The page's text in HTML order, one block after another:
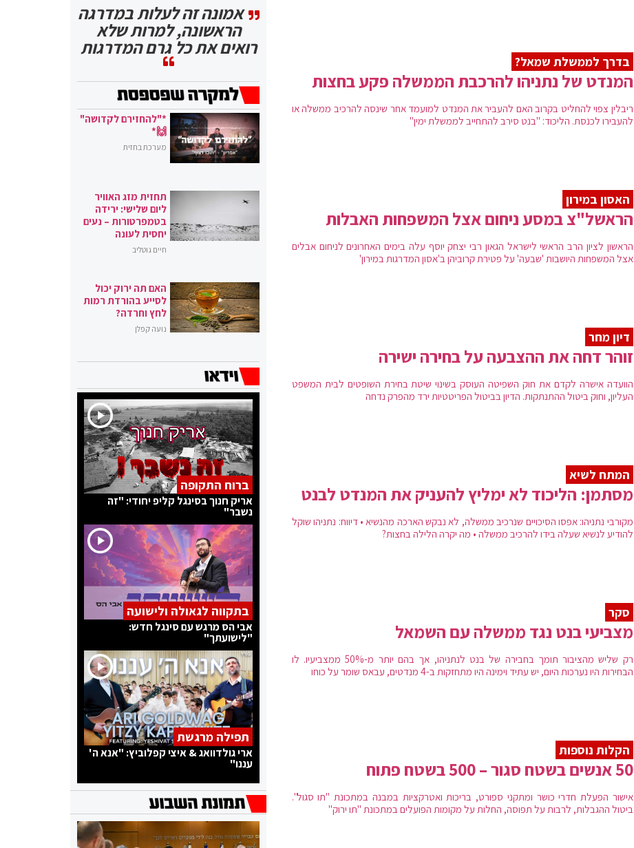
בדרך לממשלת שמאל?
המנדט של נתניהו להרכבת הממשלה פקע בחצות
ריבלין צפוי להחליט בקרוב האם להעביר את המנדט למועמד אחר שינסה להרכיב ממשלה או
להעבירו לכנסת. הליכוד: "בנט סירב להתחייב לממשלת ימין"
האסון במירון
הראשל"צ במסע ניחום אצל המשפחות האבלות
הראשון לציון הרב הראשי לישראל הגאון רבי יצחק יוסף עלה בימים האחרונים לניחום אבלים
אצל המשפחות היושבות 'שבעה' על פטירת קרוביהן ב'אסון המדרגות במירון'
דיון מחר
זוהר דחה את ההצבעה על בחירה ישירה
הוועדה אישרה לקדם את חוק השפיטה העוסק בשינוי שיטת בחירת השופטים לבית המשפט
העליון, וחוק ביטול ההתנתקות. הדיון בביטול הפריטטיות ירד מהפרק נדחה
המתח לשיא
מסתמן: הליכוד לא ימליץ להעניק את המנדט לבנט
מקורבי נתניהו: אפסו הסיכויים שנרכיב ממשלה, לא נבקש הארכה מהנשיא • דיווח: נתניהו שוקל
להודיע לנשיא שעלה בידו להרכיב ממשלה • מה יקרה הלילה בחצות?
סקר
מצביעי בנט נגד ממשלה עם השמאל
רק שליש מהציבור תומך בחבירה של בנט לנתניהו, אך בהם יותר מ-50% ממצביעיו. לו
הבחירות היו נערכות היום, יש עתיד וימינה היו מתחזקות ב-4 מנדטים, עבאס שומר על כוחו
הקלות נוספות
50 אנשים בשטח סגור – 500 בשטח פתוח
אישור הפעלת חדרי כושר ומתקני ספורט, בריכות ואטרקציות במבנה במתכונת "תו סגול".
ביטול ההגבלות, לרבות על תפוסה, החלות על מקומות הפועלים במתכונת "תו ירוק"
אמונה זה לעלות במדרגה
הראשונה, למרות שלא
רואים את כל גרם המדרגות
*"להחזירם לקדושה"
🙌*
מערכת בחזית
תחזית מזג האוויר
ליום שלישי: ירידה
בטמפרטורות – נעים
יחסית לעונה
חיים גוטליב
האם תה ירוק יכול
לסייע בהורדת רמות
לחץ וחרדה?
נועה קפלן
ברוח התקופה
אריק חנוך בסינגל קליפ יחודי: "זה
נשבר"
בתקווה לגאולה ולישועה
אבי הס מרגש עם סינגל חדש:
"לישועתך"
תפילה מרגשת
ארי גולדוואג & איצי קפלוביץ: "אנא ה'
עננו"